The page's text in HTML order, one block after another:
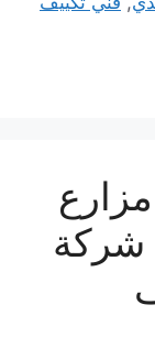
الوفرة 55560390 شركة